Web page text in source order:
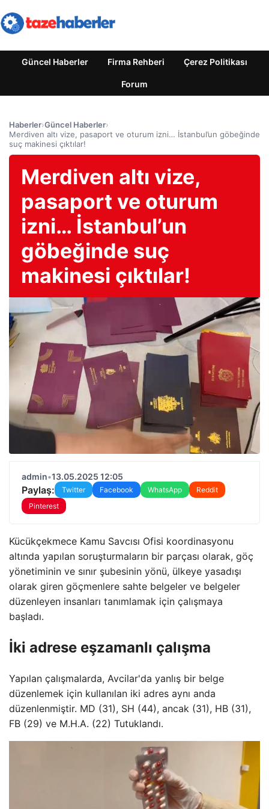
Güncel Haberler Firma Rehberi Çerez Politikası
Forum
Haberler›Güncel Haberler›
Merdiven altı vize, pasaport ve oturum izni… İstanbul’un göbeğinde
suç makinesi çıktılar!
Merdiven altı vize,
pasaport ve oturum
izni… İstanbul’un
göbeğinde suç
makinesi çıktılar!
admin•13.05.2025 12:05
Paylaş: Twitter Facebook WhatsApp
Reddit
Pinterest
Kücükçekmece Kamu Savcısı Ofisi koordinasyonu
altında yapılan soruşturmaların bir parçası olarak, göç
yönetiminin ve sınır şubesinin yönü, ülkeye yasadışı
olarak giren göçmenlere sahte belgeler ve belgeler
düzenleyen insanları tanımlamak için çalışmaya
başladı.
İki adrese eşzamanlı çalışma
Yapılan çalışmalarda, Avcilar'da yanlış bir belge
düzenlemek için kullanılan iki adres aynı anda
düzenlenmiştir. MD (31), SH (44), ancak (31), HB (31),
FB (29) ve M.H.A. (22) Tutuklandı.